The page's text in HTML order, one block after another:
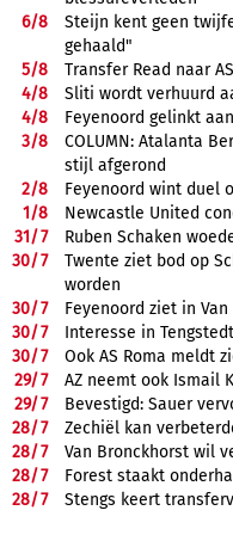
6/8
Steijn kent geen
gehaald"
5/8
Transfer Read naar
4/8
Sliti wordt verhuurd
4/8
Feyenoord gelinkt
3/8
COLUMN: Atalanta
stijl afgerond
2/8
Feyenoord wint duel
1/8
Newcastle United
31/7
Ruben Schaken
30/7
Twente ziet bod op
worden
30/7
Feyenoord ziet in
30/7
Interesse in
30/7
Ook AS Roma meldt
29/7
AZ neemt ook Ismail
29/7
Bevestigd: Sauer
28/7
Zechiël kan
28/7
Van Bronckhorst wil
28/7
Forest staakt
28/7 Stengs keert